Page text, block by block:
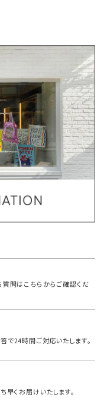
質問はこちらからご確認くだ
で24時間ご対応いたします。
早く お届けいたします。